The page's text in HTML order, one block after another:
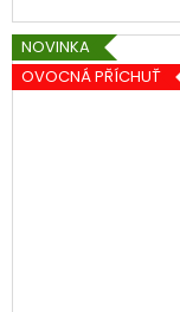
NOVINKA
OVOCNÁ PŘÍCHUŤ